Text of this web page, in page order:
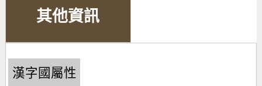
其他資訊
漢字國屬性